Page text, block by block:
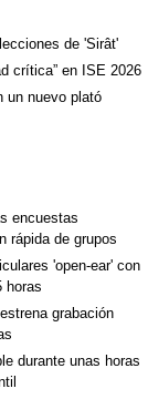
de 'Sirât'
crítica” en ISE 2026
un nuevo plató
encuestas
rápida de grupos
'open-ear' con
horas
grabación
durante unas horas